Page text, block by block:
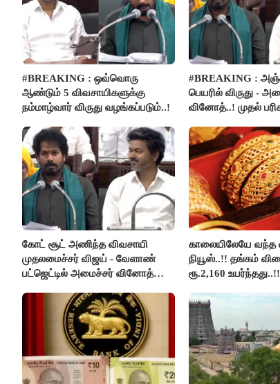
#BREAKING : ஒவ்வொரு
ஆண்டும் 5 விவசாயிகளுக்கு
நம்மாழ்வார் விருது வழங்கப்படும்..!
#BREAKING :
பெயரில் விருது -
வினோத்..! முதல்
கோட் சூட் அணிந்த விவசாயி
முதலமைச்சர் விஜய் - வேளாண்
பட்ஜெட்டில் அமைச்சர் வினோத்
காலையிலேயே வந்த
நியூஸ்..!! தங்கம்
ரூ.2,160 உயர்ந்தது..!!